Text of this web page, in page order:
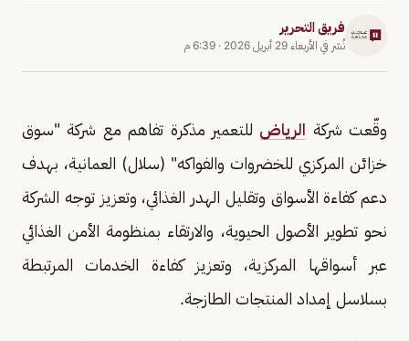
فريق التحرير
نُشر في الأربعاء 29 أبريل 2026 · 6:39 م
وقّعت شركة الرياض للتعمير مذكرة تفاهم مع شركة "سوق
خزائن المركزي للخضروات والفواكه" (سلال) العمانية، بهدف
دعم كفاءة الأسواق وتقليل الهدر الغذائي، وتعزيز توجه الشركة
نحو تطوير الأصول الحيوية، والارتقاء بمنظومة الأمن الغذائي
عبر أسواقها المركزية، وتعزيز كفاءة الخدمات المرتبطة
بسلاسل إمداد المنتجات الطازجة.